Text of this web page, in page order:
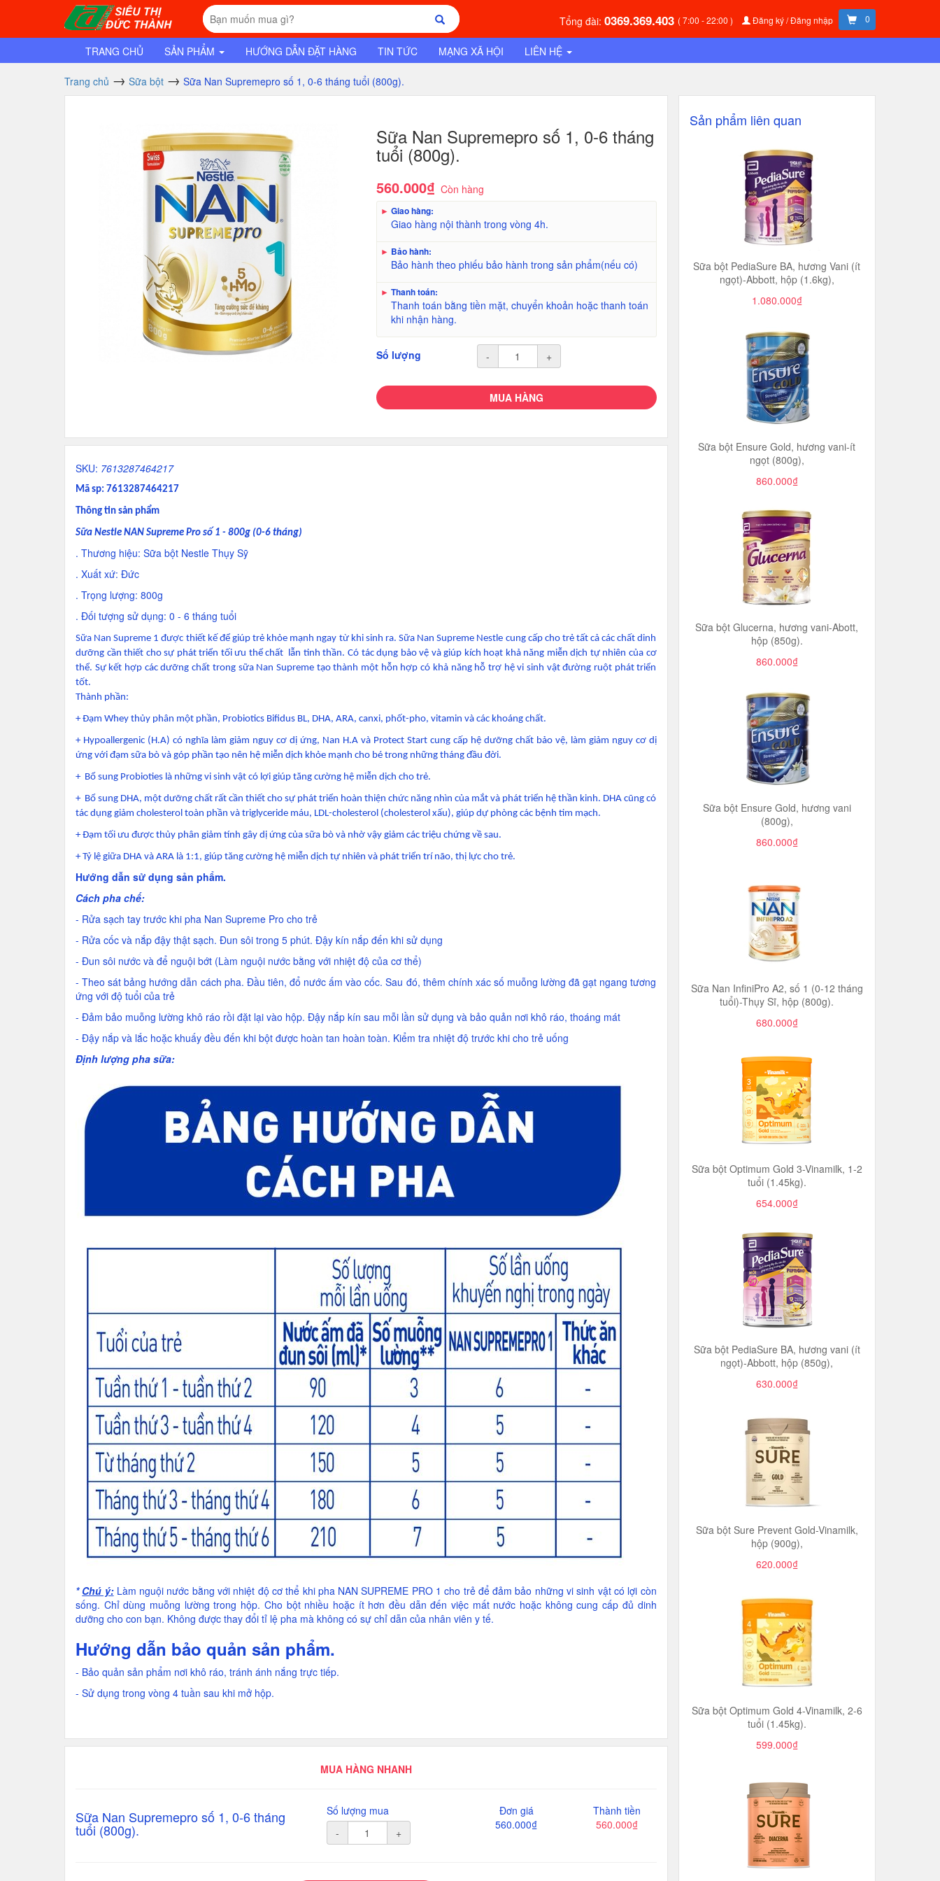
Tổng đài: 0369.369.403 ( 7:00 - 22:00 ) Đăng ký / Đăng nhập 0
TRANG CHỦ SẢN PHẨM HƯỚNG DẪN ĐẶT HÀNG TIN TỨC MẠNG XÃ HỘI LIÊN HỆ
Trang chủ Sữa bột Sữa Nan Supremepro số 1, 0-6 tháng tuổi (800g).
Sữa Nan Supremepro số 1, 0-6 tháng
tuổi (800g).
560.000₫ Còn hàng
► Giao hàng:
Giao hàng nội thành trong vòng 4h.
► Bảo hành:
Bảo hành theo phiếu bảo hành trong sản phẩm(nếu có)
► Thanh toán:
Thanh toán bằng tiền mặt, chuyển khoản hoặc thanh toán
khi nhận hàng.
Số lượng - +
MUA HÀNG
SKU: 7613287464217
Mã sp: 7613287464217
Thông tin sản phẩm
Sữa Nestle NAN Supreme Pro số 1 - 800g (0-6 tháng)
. Thương hiệu: Sữa bột Nestle Thụy Sỹ
. Xuất xứ: Đức
. Trọng lượng: 800g
. Đối tượng sử dụng: 0 - 6 tháng tuổi
Sữa Nan Supreme 1 được thiết kế để giúp trẻ khỏe mạnh ngay từ khi sinh ra. Sữa Nan Supreme Nestle cung cấp cho trẻ tất cả các chất dinh
dưỡng cần thiết cho sự phát triển tối ưu thể chất lẫn tinh thần. Có tác dụng bảo vệ và giúp kích hoạt khả năng miễn dịch tự nhiên của cơ
thể. Sự kết hợp các dưỡng chất trong sữa Nan Supreme tạo thành một hỗn hợp có khả năng hỗ trợ hệ vi sinh vật đường ruột phát triển
tốt.
Thành phần:
+ Đạm Whey thủy phân một phần, Probiotics Bifidus BL, DHA, ARA, canxi, phốt-pho, vitamin và các khoáng chất.
+ Hypoallergenic (H.A) có nghĩa làm giảm nguy cơ dị ứng, Nan H.A và Protect Start cung cấp hệ dưỡng chất bảo vệ, làm giảm nguy cơ dị
ứng với đạm sữa bò và góp phần tạo nên hệ miễn dịch khỏe mạnh cho bé trong những tháng đầu đời.
+ Bổ sung Probioties là những vi sinh vật có lợi giúp tăng cường hệ miễn dịch cho trẻ.
+ Bổ sung DHA, một dưỡng chất rất cần thiết cho sự phát triển hoàn thiện chức năng nhìn của mắt và phát triển hệ thần kinh. DHA cũng có
tác dụng giảm cholesterol toàn phần và triglyceride máu, LDL-cholesterol (cholesterol xấu), giúp dự phòng các bệnh tim mạch.
+ Đạm tối ưu được thủy phân giảm tính gây dị ứng của sữa bò và nhờ vậy giảm các triệu chứng về sau.
+ Tỷ lệ giữa DHA và ARA là 1:1, giúp tăng cường hệ miễn dịch tự nhiên và phát triển trí não, thị lực cho trẻ.
Hướng dẫn sử dụng sản phẩm.
Cách pha chế:
- Rửa sạch tay trước khi pha Nan Supreme Pro cho trẻ
- Rửa cốc và nắp đậy thật sạch. Đun sôi trong 5 phút. Đậy kín nắp đến khi sử dụng
- Đun sôi nước và để nguội bớt (Làm nguội nước bằng với nhiệt độ của cơ thể)
- Theo sát bảng hướng dẫn cách pha. Đầu tiên, đổ nước ấm vào cốc. Sau đó, thêm chính xác số muỗng lường đã gạt ngang tương
ứng với độ tuổi của trẻ
- Đảm bảo muỗng lường khô ráo rồi đặt lại vào hộp. Đậy nắp kín sau mỗi lần sử dụng và bảo quản nơi khô ráo, thoáng mát
- Đậy nắp và lắc hoặc khuấy đều đến khi bột được hoàn tan hoàn toàn. Kiểm tra nhiệt độ trước khi cho trẻ uống
Định lượng pha sữa:
* Chú ý:Làm nguội nước bằng với nhiệt độ cơ thể khi pha NAN SUPREME PRO 1 cho trẻ để đảm bảo những vi sinh vật có lợi còn
sống. Chỉ dùng muỗng lường trong hộp. Cho bột nhiều hoặc ít hơn đều dẫn đến việc mất nước hoặc không cung cấp đủ dinh
dưỡng cho con bạn. Không được thay đổi tỉ lệ pha mà không có sự chỉ dẫn của nhân viên y tế.
Hướng dẫn bảo quản sản phẩm.
- Bảo quản sản phẩm nơi khô ráo, tránh ánh nắng trực tiếp.
- Sử dụng trong vòng 4 tuần sau khi mở hộp.
MUA HÀNG NHANH
Sữa Nan Supremepro số 1, 0-6 tháng
tuổi (800g).
Số lượng mua
-
+
Đơn giá
560.000₫
Thành tiền
560.000₫
Sản phẩm liên quan
Sữa bột PediaSure BA, hương Vani (ít
ngọt)-Abbott, hộp (1.6kg),
1.080.000₫
Sữa bột Ensure Gold, hương vani-ít
ngọt (800g),
860.000₫
Sữa bột Glucerna, hương vani-Abott,
hộp (850g).
860.000₫
Sữa bột Ensure Gold, hương vani
(800g),
860.000₫
Sữa Nan InfiniPro A2, số 1 (0-12 tháng
tuổi)-Thụy Sĩ, hộp (800g).
680.000₫
Sữa bột Optimum Gold 3-Vinamilk, 1-2
tuổi (1.45kg).
654.000₫
Sữa bột PediaSure BA, hương vani (ít
ngọt)-Abbott, hộp (850g),
630.000₫
Sữa bột Sure Prevent Gold-Vinamilk,
hộp (900g),
620.000₫
Sữa bột Optimum Gold 4-Vinamilk, 2-6
tuổi (1.45kg).
599.000₫